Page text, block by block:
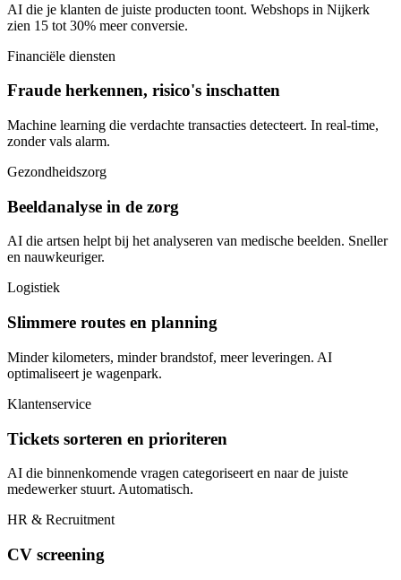
AI die je klanten de juiste producten toont. Webshops in Nijkerk
zien 15 tot 30% meer conversie.
Financiële diensten
Fraude herkennen, risico's inschatten
Machine learning die verdachte transacties detecteert. In real-time,
zonder vals alarm.
Gezondheidszorg
Beeldanalyse in de zorg
AI die artsen helpt bij het analyseren van medische beelden. Sneller
en nauwkeuriger.
Logistiek
Slimmere routes en planning
Minder kilometers, minder brandstof, meer leveringen. AI
optimaliseert je wagenpark.
Klantenservice
Tickets sorteren en prioriteren
AI die binnenkomende vragen categoriseert en naar de juiste
medewerker stuurt. Automatisch.
HR & Recruitment
CV screening